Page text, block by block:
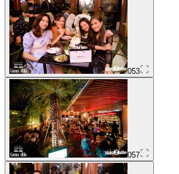
053
057